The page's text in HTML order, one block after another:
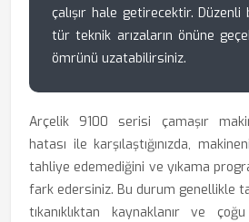
çalışır hale getirecektir. Düzenli
tür teknik arızaların önüne
ömrünü uzatabilirsiniz.
Arçelik 9100 serisi çamaşır
hatası ile karşılaştığınızda,
tahliye edemediğini ve yıkama
fark edersiniz. Bu durum genellikle
tıkanıklıktan kaynaklanır ve